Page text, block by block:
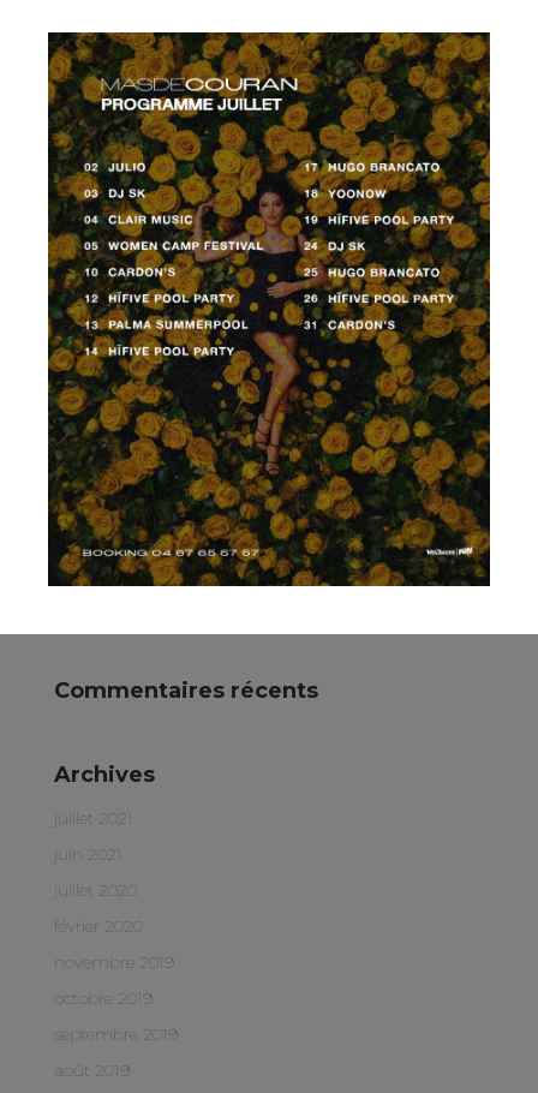
La TBM#5 – Pop Colors // 29.05.2019
parpbarre|Mai 2, 2019|PASSÉS
La TBM Is Back ! La saison 2019 s’annonce encore plus
démente ! # Plus de Pop, plus de Fun, plus de
looooove Pour cette première édition, nous vous avons
concocté une explosion de Pop et de Couleurs ! Venez
danser et chanter vos hymnes préférés. Très Bonne...
Articles récents
Revue Parisienne @ Le Mas de Couran
CET ÉTÉ > What Else en concert au Mas de Couran
MERCREDI 21 JUILLET 2021 > RED BULL SUMMER
VIBES.
VENDREDI 13 MARS > Stark au Mas de Couran
Commentaires récents
Archives
juillet 2021
juin 2021
juillet 2020
février 2020
novembre 2019
octobre 2019
septembre 2019
août 2019